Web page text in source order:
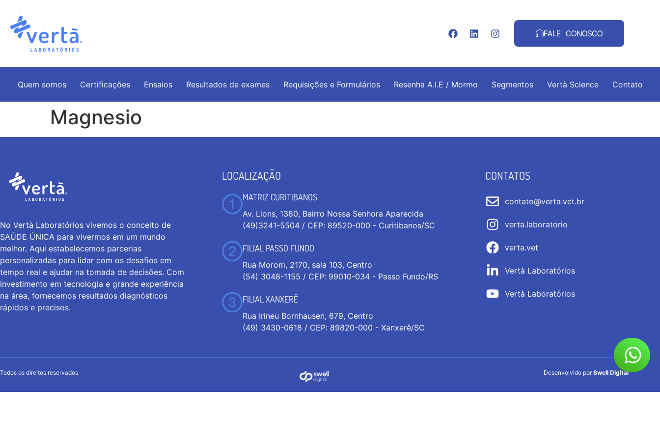
FALE CONOSCO
Quem somos Certificações Ensaios Resultados de exames Requisições e Formulários Resenha A.I.E / Mormo Segmentos Vertà Science Contato
Magnesio
No Vertà Laboratórios vivemos o conceito de
SAÚDE ÚNICA para vivermos em um mundo
melhor. Aqui estabelecemos parcerias
personalizadas para lidar com os desafios em
tempo real e ajudar na tomada de decisões. Com
investimento em tecnologia e grande experiência
na área, fornecemos resultados diagnósticos
rápidos e precisos.
LOCALIZAÇÃO
MATRIZ CURITIBANOS
Av. Lions, 1380, Bairro Nossa Senhora Aparecida
(49)3241-5504 / CEP: 89520-000 - Curitibanos/SC
FILIAL PASSO FUNDO
Rua Morom, 2170, sala 103, Centro
(54) 3048-1155 / CEP: 99010-034 - Passo Fundo/RS
FILIAL XANXERÊ
Rua Irineu Bornhausen, 679, Centro
(49) 3430-0618 / CEP: 89820-000 - Xanxerê/SC
CONTATOS
contato@verta.vet.br
verta.laboratorio
verta.vet
Vertà Laboratórios
Vertà Laboratórios
Todos os direitos reservados Desenvolvido por Swell Digital